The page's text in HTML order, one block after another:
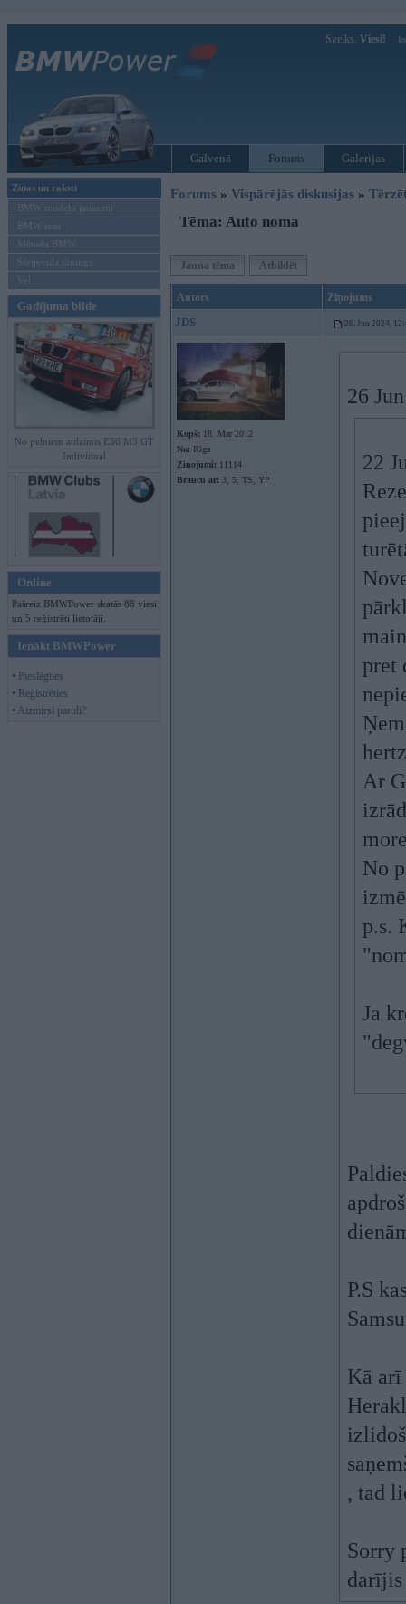
Sveiks, Viesi!
Galvenā Forums Galerijas
Ziņas un raksti
BMW modeļu jaunumi
BMW testi
Mēneša BMW
Sērijveida tūnings
Vel...
Gadījuma bilde
No pelniem atdzimis E36 M3 GT
Individual
Online
Pašreiz BMWPower skatās 88 viesi
un 5 reģistrēti lietotāji.
Ienākt BMWPower
• Pieslēgties
• Reģistrēties
• Aizmirsi paroli?
Forums » Vispārējās diskusijas »
Tēma: Auto noma
Jauna tēma Atbildēt
Autors Ziņojums
JDS 26. Jun 2024,
Kopš: 18. Mar 2012
No: Rīga
Ziņojumi: 11114
Braucu ar: 3, 5, TS, YP
26
22
pret
Ar
No
p.s.
Ja
P.S
Kā
, tad
Sorry